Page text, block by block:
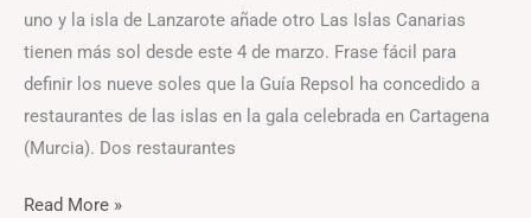
uno y la isla de Lanzarote añade otro Las Islas Canarias
tienen más sol desde este 4 de marzo. Frase fácil para
definir los nueve soles que la Guía Repsol ha concedido a
restaurantes de las islas en la gala celebrada en Cartagena
(Murcia). Dos restaurantes
Read More »